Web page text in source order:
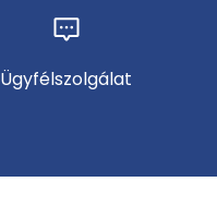
Ügyfélszolgálat